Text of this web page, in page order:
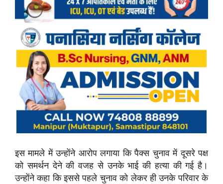
इस मामले में उन्होंने आरोप लगाया कि पैक्स चुनाव में दूसरे पक्ष
को समर्थन देने की वजह से उनके भाई की हत्या की गई है।
उन्होंने कहा कि इससे पहले चुनाव को लेकर ही उनके परिवार के